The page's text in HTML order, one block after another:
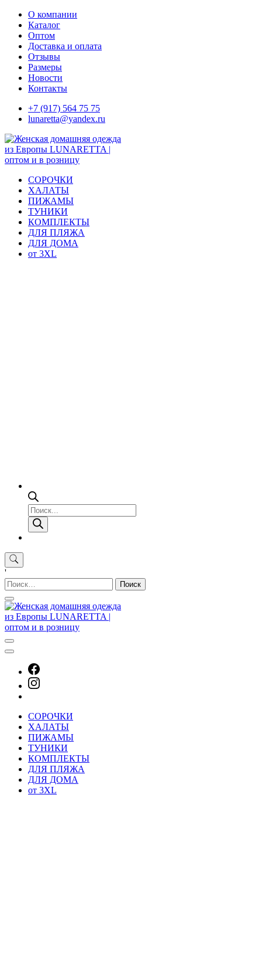
Skip
content
О компании
Каталог
Оптом
Доставка и оплата
Отзывы
Размеры
Новости
Контакты
+7 (917) 564 75 75
lunaretta@yandex.ru
СОРОЧКИ
ХАЛАТЫ
ПИЖАМЫ
ТУНИКИ
КОМПЛЕКТЫ
ДЛЯ ПЛЯЖА
ДЛЯ ДОМА
от 3XL
Поиск
товаров
'
Найти:
СОРОЧКИ
ХАЛАТЫ
ПИЖАМЫ
ТУНИКИ
КОМПЛЕКТЫ
ДЛЯ ПЛЯЖА
ДЛЯ ДОМА
от 3XL